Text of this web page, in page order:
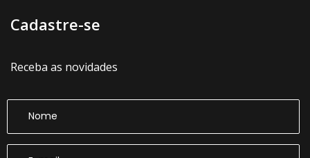
Cadastre-se
Receba as novidades